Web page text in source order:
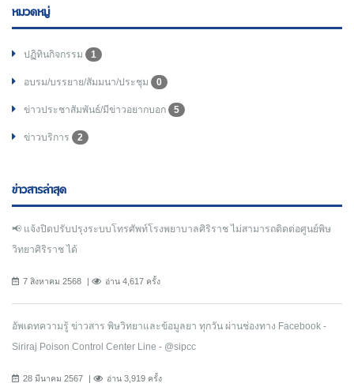
หมวดหมู่
ปฏิทินกิจกรรม 1
อบรม/บรรยาย/สัมมนา/ประชุม 0
ข่าวประชาสัมพันธ์/มีข่าวอยากบอก 5
ข่าวบริการ 2
ข่าวสารล่าสุด
📢 แจ้งปิดปรับปรุงระบบโทรศัพท์โรงพยาบาลศิริราช ไม่สามารถติดต่อศูนย์พิษ
วิทยาศิริราช ได้
7 สิงหาคม 2568 อ่าน 4,617 ครั้ง
อัพเดทความรู้ ข่าวสาร พิษวิทยาและข้อมูลยา ทุกวัน ผ่านช่องทาง Facebook -
Siriraj Poison Control Center Line - @sipcc
28 มีนาคม 2567 อ่าน 3,919 ครั้ง